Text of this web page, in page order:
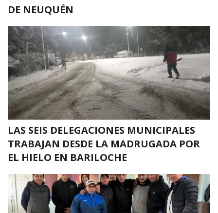
DE NEUQUÉN
LAS SEIS DELEGACIONES MUNICIPALES
TRABAJAN DESDE LA MADRUGADA POR
EL HIELO EN BARILOCHE